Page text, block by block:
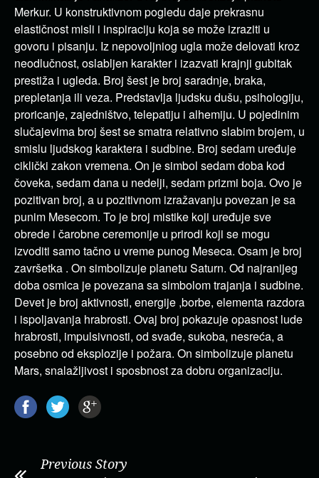
Merkur. U konstruktivnom pogledu daje prekrasnu
elastičnost misli i inspiraciju koja se može izraziti u
govoru i pisanju. Iz nepovoljniog ugla može delovati kroz
neodlučnost, oslabljen karakter i izazvati krajnji gubitak
prestiža i ugleda. Broj šest je broj saradnje, braka,
prepletanja ili veza. Predstavlja ljudsku dušu, psihologiju,
proricanje, zajedništvo, telepatiju i alhemiju. U pojedinim
slučajevima broj šest se smatra relativno slabim brojem, u
smislu ljudskog karaktera i sudbine. Broj sedam uređuje
ciklički zakon vremena. On je simbol sedam doba kod
čoveka, sedam dana u nedelji, sedam prizmi boja. Ovo je
pozitivan broj, a u pozitivnom izražavanju povezan je sa
punim Mesecom. To je broj mistike koji uređuje sve
obrede i čarobne ceremonije u prirodi koji se mogu
izvoditi samo tačno u vreme punog Meseca. Osam je broj
završetka . On simbolizuje planetu Saturn. Od najranijeg
doba osmica je povezana sa simbolom trajanja i sudbine.
Devet je broj aktivnosti, energije ,borbe, elementa razdora
i ispoljavanja hrabrosti. Ovaj broj pokazuje opasnost lude
hrabrosti, impulsivnosti, od svađe, sukoba, nesreća, a
posebno od eksplozije i požara. On simbolizuje planetu
Mars, snalažljivost i sposbnost za dobru organizaciju.
Previous Story